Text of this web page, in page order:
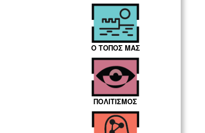
Ο ΤΟΠΟΣ ΜΑΣ
ΠΟΛΙΤΙΣΜΟΣ